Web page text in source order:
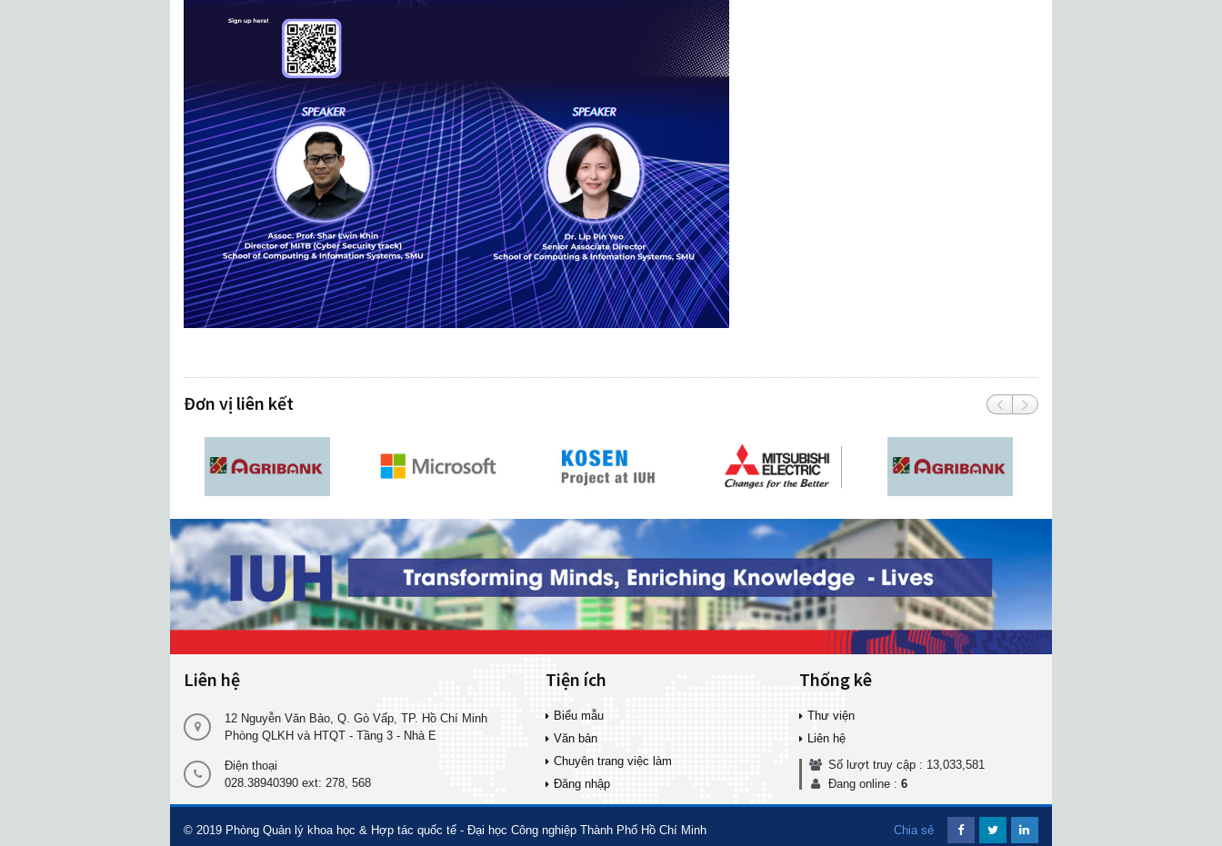
Đơn vị liên kết
Liên hệ
12 Nguyễn Văn Bảo, Q. Gò Vấp, TP. Hồ Chí Minh
Phòng QLKH và HTQT - Tầng 3 - Nhà E
Điện thoại
028.38940390 ext: 278, 568
Tiện ích
Biểu mẫu
Văn bản
Chuyên trang việc làm
Đăng nhập
Thống kê
Thư viện
Liên hệ
Số lượt truy cập : 13,033,581
Đang online :6
© 2019 Phòng Quản lý khoa học & Hợp tác quốc tế - Đại học Công nghiệp Thành Phố Hồ Chí Minh Chia sẻ